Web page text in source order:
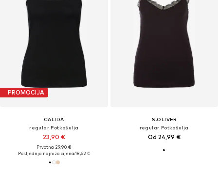
PROMOCIJA
CALIDA
regular Potkošulja
23,90 €
Prvotno: 29,90 €
Posljednja najniža cijena:18,62 €
S.OLIVER
regular Potkošulja
Od 24,99 €